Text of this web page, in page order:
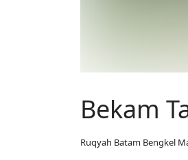
Bekam
Ruqyah Batam Bengkel